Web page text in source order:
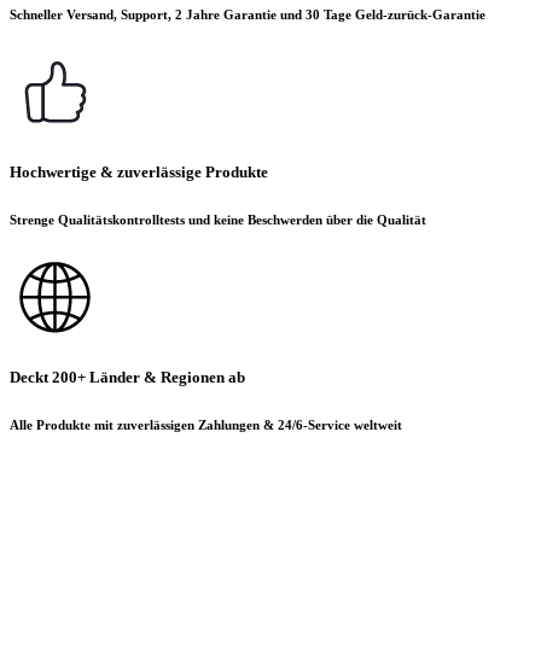
Schneller Versand, Support, 2 Jahre Garantie und 30 Tage Geld-zurück-Garantie
Hochwertige & zuverlässige Produkte
Strenge Qualitätskontrolltests und keine Beschwerden über die Qualität
Deckt 200+ Länder & Regionen ab
Alle Produkte mit zuverlässigen Zahlungen & 24/6-Service weltweit